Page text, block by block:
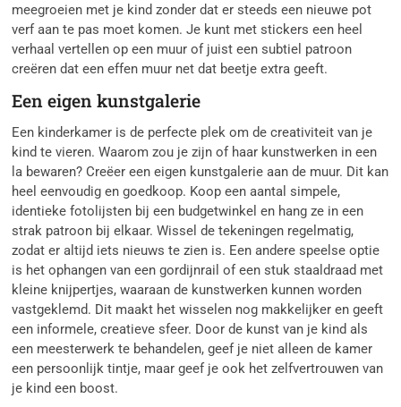
meegroeien met je kind zonder dat er steeds een nieuwe pot
verf aan te pas moet komen. Je kunt met stickers een heel
verhaal vertellen op een muur of juist een subtiel patroon
creëren dat een effen muur net dat beetje extra geeft.
Een eigen kunstgalerie
Een kinderkamer is de perfecte plek om de creativiteit van je
kind te vieren. Waarom zou je zijn of haar kunstwerken in een
la bewaren? Creëer een eigen kunstgalerie aan de muur. Dit kan
heel eenvoudig en goedkoop. Koop een aantal simpele,
identieke fotolijsten bij een budgetwinkel en hang ze in een
strak patroon bij elkaar. Wissel de tekeningen regelmatig,
zodat er altijd iets nieuws te zien is. Een andere speelse optie
is het ophangen van een gordijnrail of een stuk staaldraad met
kleine knijpertjes, waaraan de kunstwerken kunnen worden
vastgeklemd. Dit maakt het wisselen nog makkelijker en geeft
een informele, creatieve sfeer. Door de kunst van je kind als
een meesterwerk te behandelen, geef je niet alleen de kamer
een persoonlijk tintje, maar geef je ook het zelfvertrouwen van
je kind een boost.